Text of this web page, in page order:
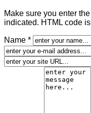
Make sure you enter
indicated. HTML code
Name *